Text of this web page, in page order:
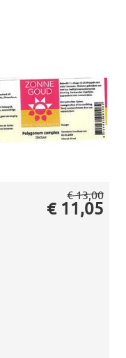
€ 13,00
€ 11,05